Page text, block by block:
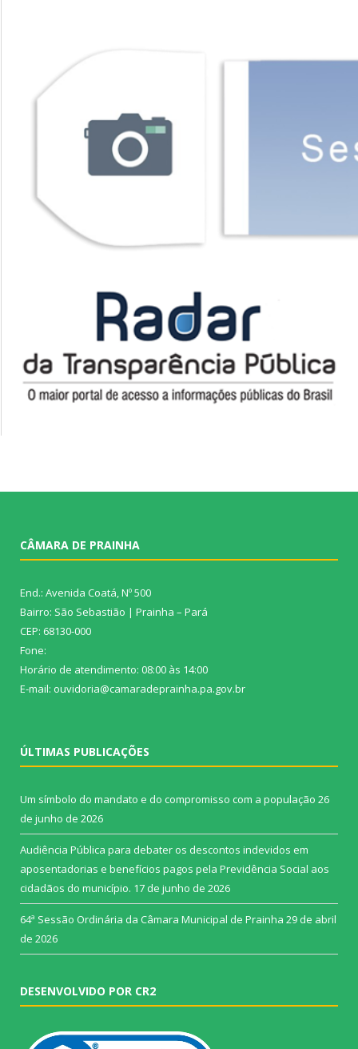
CÂMARA DE PRAINHA
End.: Avenida Coatá, Nº 500
Bairro: São Sebastião | Prainha – Pará
CEP: 68130-000
Fone:
Horário de atendimento: 08:00 às 14:00
E-mail: ouvidoria@camaradeprainha.pa.gov.br
ÚLTIMAS PUBLICAÇÕES
Um símbolo do mandato e do compromisso com a população 26
de junho de 2026
Audiência Pública para debater os descontos indevidos em
aposentadorias e benefícios pagos pela Previdência Social aos
cidadãos do município. 17 de junho de 2026
64ª Sessão Ordinária da Câmara Municipal de Prainha 29 de abril
de 2026
DESENVOLVIDO POR CR2